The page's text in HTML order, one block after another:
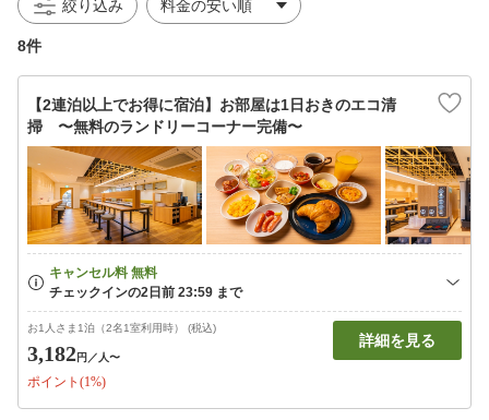
絞り込み
8件
【2連泊以上でお得に宿泊】お部屋は1日おきのエコ清
掃 〜無料のランドリーコーナー完備〜
お1人さま1泊（2名1室利用時） (税込)
3,182円 ／人〜
ポイント(1%)
詳細を見る